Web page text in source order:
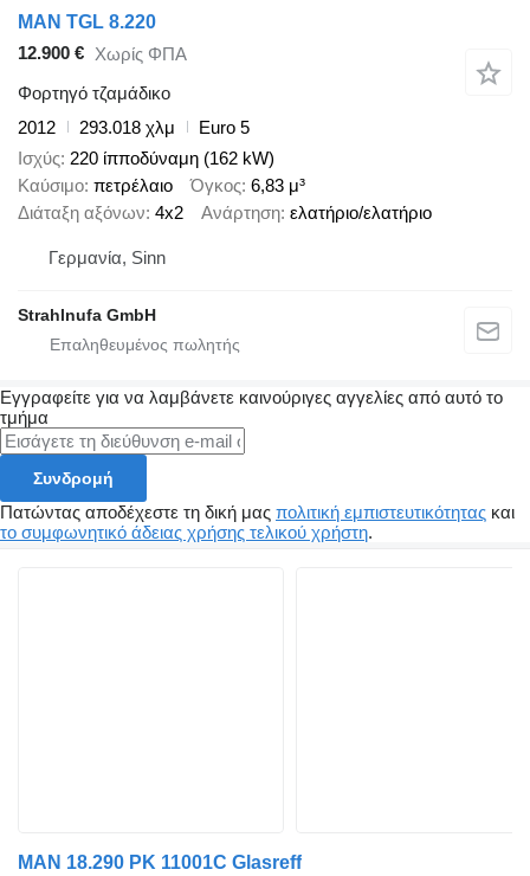
MAN TGL 8.220
12.900 € Χωρίς ΦΠΑ
Φορτηγό τζαμάδικο
2012
293.018 χλμ
Euro 5
Ισχύς 220 ίπποδύναμη (162 kW)
Καύσιμο πετρέλαιο Όγκος 6,83 μ³
Διάταξη αξόνων 4x2 Ανάρτηση ελατήριο/ελατήριο
Γερμανία, Sinn
Strahlnufa GmbH
Εγγραφείτε για να λαμβάνετε καινούριγες αγγελίες από αυτό το
τμήμα
Συνδρομή
Πατώντας αποδέχεστε τη δική μας πολιτική εμπιστευτικότητας και
το συμφωνητικό άδειας χρήσης τελικού χρήστη.
MAN 18.290 PK 11001C Glasreff